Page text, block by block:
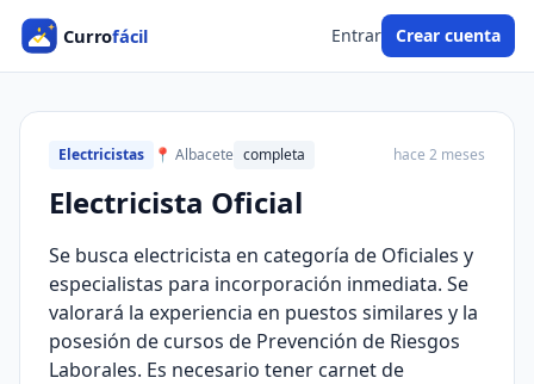
Entrar Crear cuenta
Electricistas 📍 Albacete completa hace 2 meses
Electricista Oficial
Se busca electricista en categoría de Oficiales y
especialistas para incorporación inmediata. Se
valorará la experiencia en puestos similares y la
posesión de cursos de Prevención de Riesgos
Laborales. Es necesario tener carnet de